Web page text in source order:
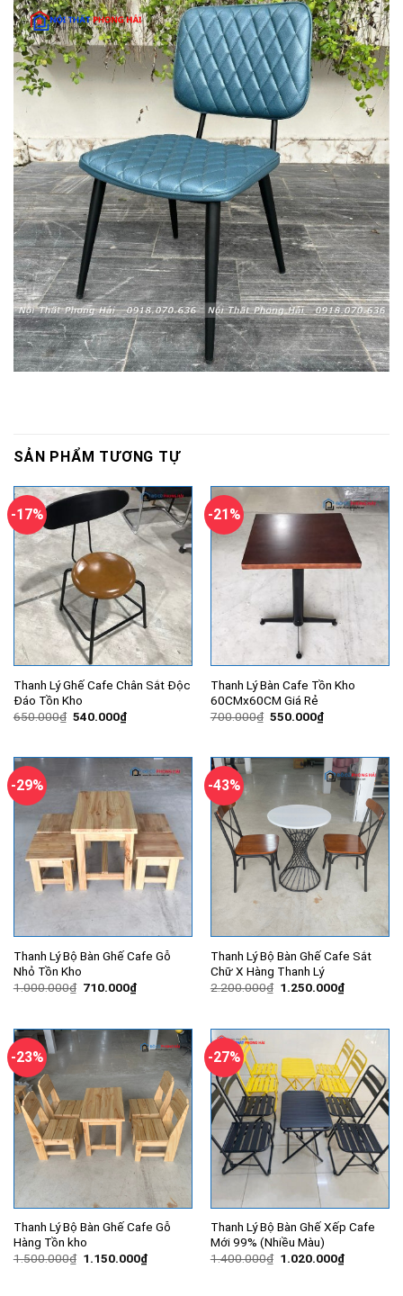
SẢN PHẨM TƯƠNG TỰ
-17%
Thanh Lý Ghế Cafe Chân Sắt Độc
Đáo Tồn Kho
650.000₫ Giá
540.000₫Giá
hiện
540.000₫.
-21%
Thanh Lý Bàn Cafe Tồn Kho
60CMx60CM Giá Rẻ
700.000₫ Giá
550.000₫Giá
hiện
550.000₫.
-29%
Thanh Lý Bộ Bàn Ghế Cafe Gỗ
Nhỏ Tồn Kho
1.000.000₫ Giá
710.000₫Giá
hiện
710.000₫.
-43%
Thanh Lý Bộ Bàn Ghế Cafe Sắt
Chữ X Hàng Thanh Lý
2.200.000₫ Giá
1.250.000₫Giá
hiện
-23%
Thanh Lý Bộ Bàn Ghế Cafe Gỗ
Hàng Tồn kho
1.500.000₫ Giá
1.150.000₫Giá
hiện
-27%
Thanh Lý Bộ Bàn Ghế Xếp Cafe
Mới 99% (Nhiều Màu)
1.400.000₫ Giá
1.020.000₫Giá
hiện